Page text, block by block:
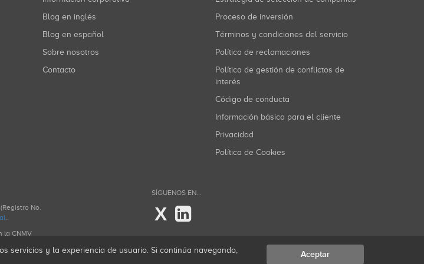
Blog en inglés
Blog en español
Sobre nosotros
Contacto
Proceso de inversión
Términos y condiciones del servicio
Política de reclamaciones
Política de gestión de conflictos de
interés
Código de conducta
Información básica para el cliente
Privacidad
Política de Cookies
No.
.
la CNMV
SÍGUENOS EN...
X
servicios y la experiencia de usuario. Si continúa navegando,
Aceptar